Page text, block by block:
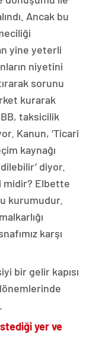
Ancak bu
yine yeterli
niyetini
sorunu
kurarak
taksicilik
Kanun, ‘Ticari
kaynağı
diyor.
midir? Elbette
kurumudur.
karşı
bir gelir kapısı
yer ve